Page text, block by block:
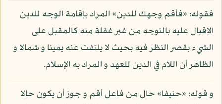
فقوله: «فأقم وجهك للدين» المراد بإقامة الوجه للدين
الإقبال عليه بالتوجه من غير غفلة منه كالمقبل على
الشيء بقصر النظر فيه بحيث لا يلتفت عنه يمينا و شمالا و
الظاهر أن اللام في الدين للعهد و المراد به الإسلام.
و قوله: «حنيفا» حال من فاعل أقم و جوز أن يكون حالا